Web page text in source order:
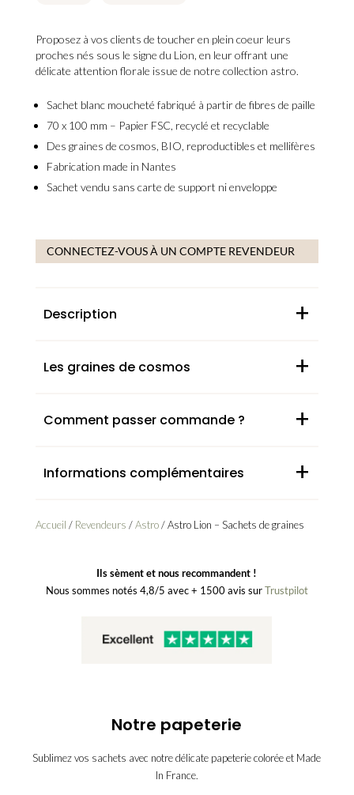
Proposez à vos clients de toucher en plein coeur leurs
proches nés sous le signe du Lion, en leur offrant une
délicate attention florale issue de notre collection astro.
Sachet blanc moucheté fabriqué à partir de fibres de paille
70 x 100 mm – Papier FSC, recyclé et recyclable
Des graines de cosmos, BIO, reproductibles et mellifères
Fabrication made in Nantes
Sachet vendu sans carte de support ni enveloppe
CONNECTEZ-VOUS À UN COMPTE REVENDEUR
Description +
Les graines de cosmos +
Comment passer commande ? +
Informations complémentaires +
Accueil / Revendeurs /Astro/ Astro Lion – Sachets de graines
Ils sèment et nous recommandent !
Nous sommes notés 4,8/5 avec + 1500 avis surTrustpilot
Notre papeterie
Sublimez vos sachets avec notre délicate papeterie colorée et Made
In France.